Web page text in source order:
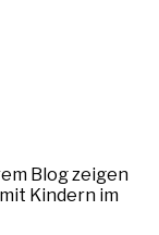
Blog zeigen
Kindern im